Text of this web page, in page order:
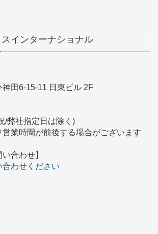
インターナショナル
田6-15-11 日東ビル 2F
/弊社指定日は除く)
業時間が前後する場合がございます
合わせ】
合わせください